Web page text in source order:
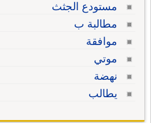
مستودع الجثث
مطالبة ب
موافقة
موتي
نهضة
يطالب